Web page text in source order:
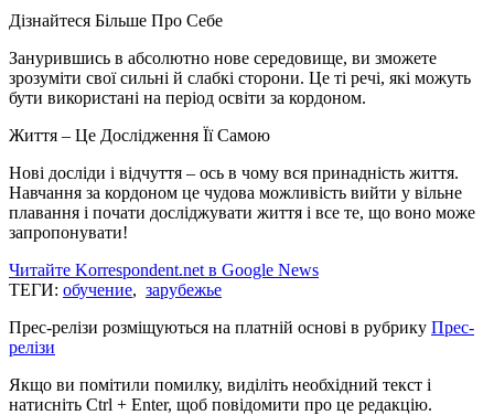
Дізнайтеся Більше Про Себе
Занурившись в абсолютно нове середовище, ви зможете
зрозуміти свої сильні й слабкі сторони. Це ті речі, які можуть
бути використані на період освіти за кордоном.
Життя – Це Дослідження Її Самою
Нові досліди і відчуття – ось в чому вся принадність життя.
Навчання за кордоном це чудова можливість вийти у вільне
плавання і почати досліджувати життя і все те, що воно може
запропонувати!
Читайте Korrespondent.net в Google News
ТЕГИ: обучение, зарубежье
Прес-релізи розміщуються на платній основі в рубрику Прес-
релізи
Якщо ви помітили помилку, виділіть необхідний текст і
натисніть Ctrl + Enter, щоб повідомити про це редакцію.